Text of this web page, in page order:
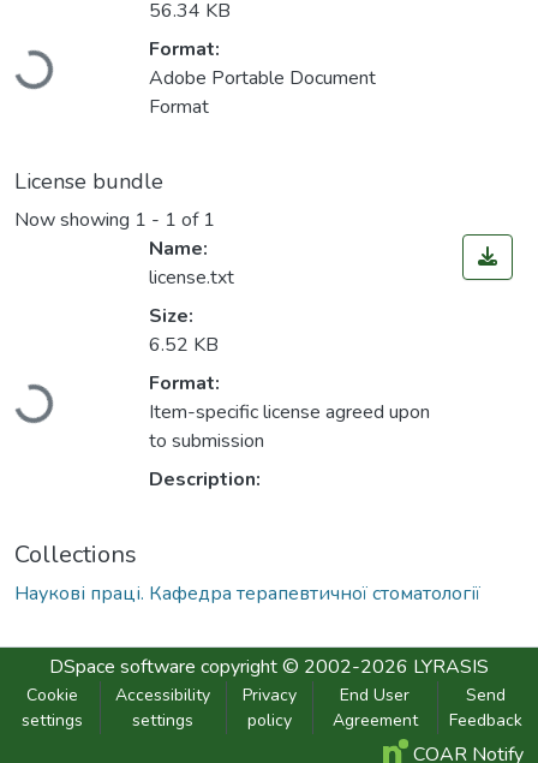
Loading...
56.34 KB
Format:
Adobe Portable Document
Format
License bundle
Now showing 1 - 1 of 1
Loading...
Name:
license.txt
Size:
6.52 KB
Format:
Item-specific license agreed upon
to submission
Description:
Collections
Наукові праці. Кафедра терапевтичної стоматології
DSpace software copyright © 2002-2026 LYRASIS
Cookie
settings
Accessibility
settings
Privacy
policy
End User
Agreement
Send
Feedback
COAR Notify